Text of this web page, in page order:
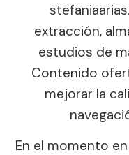
extracción,
estudios de
Contenido
mejorar la
En el momento